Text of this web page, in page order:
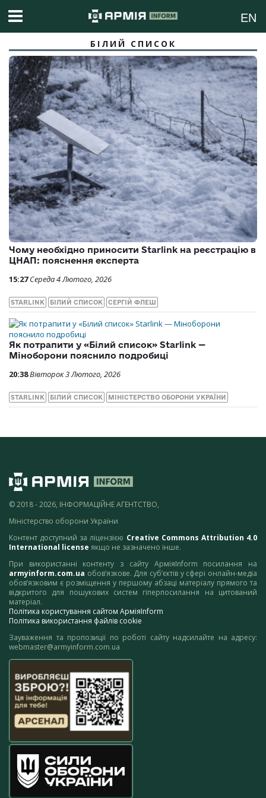
EN
БІЛИЙ СПИСОК
Чому необхідно приносити Starlink на реєстрацію в
ЦНАП: пояснення експерта
15:27 Середа 4 Лютого, 2026
STARLINK БІЛИЙ СПИСОК СЕРГІЙ ФЛЕШ
Як потрапити у «Білий список» Starlink —
Міноборони пояснило подробиці
20:38Вівторок 3 Лютого, 2026
STARLINK БІЛИЙ СПИСОК МІНІСТЕРСТВО ОБОРОНИ УКРАЇНИ
© 2018 - 2026, ІНФОРМАЦІЙНЕ АГЕНТСТВО,
Міністерство оборони України
Контент доступний за ліцензією Creative Commons Attribution 4.0
International license якщо не зазначено інше.
При використанні контенту з сайту АрміяInform посилання на
armyinform.com.ua обов’язкове. Для суб’єктів у сфері онлайн-медіа
обов’язковим є розміщення у першому абзаці матеріалу прямого та
відкритого для пошукових систем гіперпосилання на цитований
матеріал.
Політика користування сайтом АрміяInform
Політика використання файлів cookie
Зауваження та пропозиції по роботі сайту надсилайте на адресу:
webmaster@armyinform.com.ua